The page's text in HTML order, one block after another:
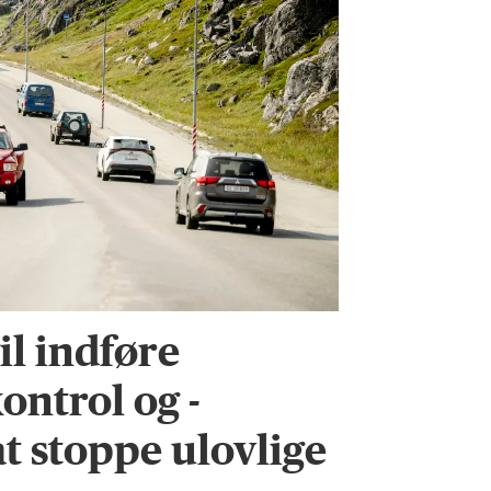
indføre
og -
stoppe ulovlige